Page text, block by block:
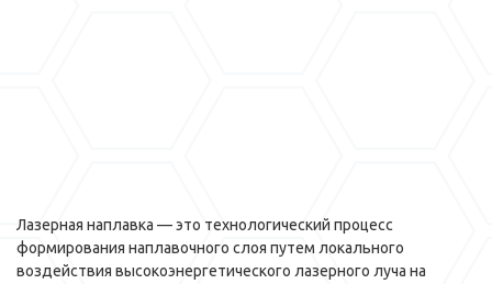
Лазерная наплавка — это технологический процесс
формирования наплавочного слоя путем локального
воздействия высокоэнергетического лазерного луча на